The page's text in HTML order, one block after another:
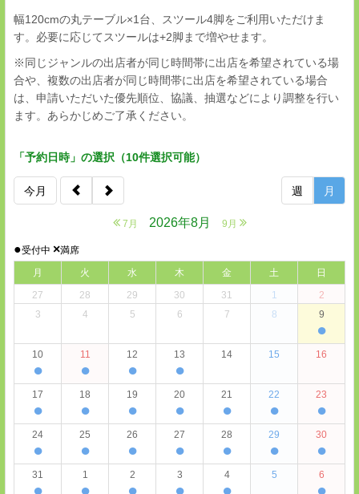
幅120cmの丸テーブル×1台、スツール4脚をご利用いただけま
す。必要に応じてスツールは+2脚まで増やせます。
※同じジャンルの出店者が同じ時間帯に出店を希望されている場
合や、複数の出店者が同じ時間帯に出店を希望されている場合
は、申請いただいた優先順位、協議、抽選などにより調整を行い
ます。あらかじめご了承ください。
「予約日時」の選択（10件選択可能）
今月
7月 2026年8月 9月
週 月
●受付中 ×満席
月
火 水 木 金 土
日
27
28 29 30 31 1
2
3
4 5 6 7 8 9
●
10
●
11
●
12
●
13
●
14 15 16
17
●
18
●
19
●
20
●
21
●
22
●
23
●
24
●
25
●
26
●
27
●
28
●
29
●
30
●
31 1 2 3 4 5 6